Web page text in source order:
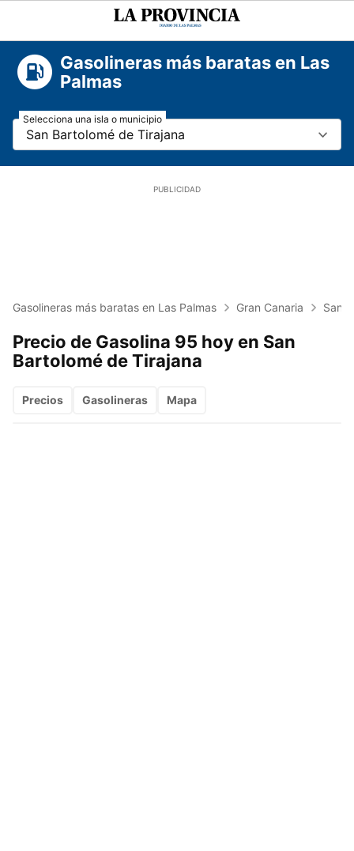
La
Gasolineras más baratas en Las
Palmas
San Bartolomé de Tirajana
Selecciona una isla o municipio
Gasolineras más baratas en Las Palmas Gran Canaria San
Precio de Gasolina 95 hoy en San
Bartolomé de Tirajana
Precios Gasolineras Mapa